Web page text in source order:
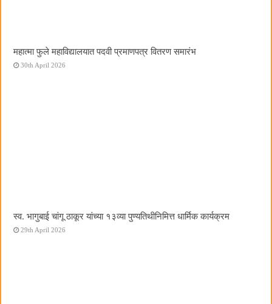
महात्मा फुले महाविद्यालयात पदवी प्रमाणपत्र वितरण समारंभ
30th April 2026
स्व. भागुबाई चांगू ठाकूर यांच्या १३व्या पुण्यतिथीनिमित्त धार्मिक कार्यक्रम
29th April 2026